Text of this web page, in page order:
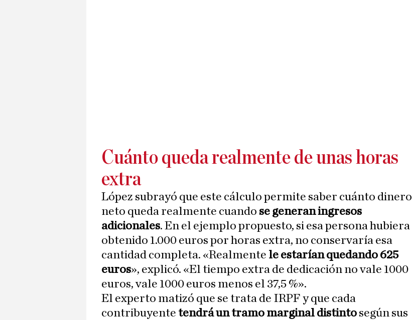
Cuánto queda realmente de unas horas
extra
López subrayó que este cálculo permite saber cuánto dinero
neto queda realmente cuando se generan ingresos
adicionales. En el ejemplo propuesto, si esa persona hubiera
obtenido 1.000 euros por horas extra, no conservaría esa
cantidad completa. «Realmente le estarían quedando 625
euros», explicó. «El tiempo extra de dedicación no vale 1000
euros, vale 1000 euros menos el 37,5 %».
El experto matizó que se trata de IRPF y que cada
contribuyente tendrá un tramo marginal distinto según sus